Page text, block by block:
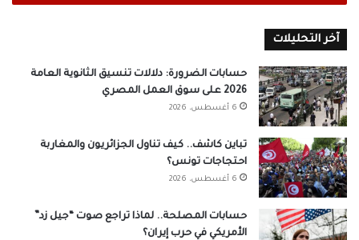
آخر التحليلات
حسابات الضرورة: دلالات تنسيق الثانوية العامة
2026 على سوق العمل المصري
6 أغسطس، 2026
تباين كاشف.. كيف تناول الجزائريون والمغاربة
احتجاجات تونس؟
6 أغسطس، 2026
حسابات المصلحة.. لماذا تراجع صوت “جيل زد”
الأمريكي في حرب إيران؟